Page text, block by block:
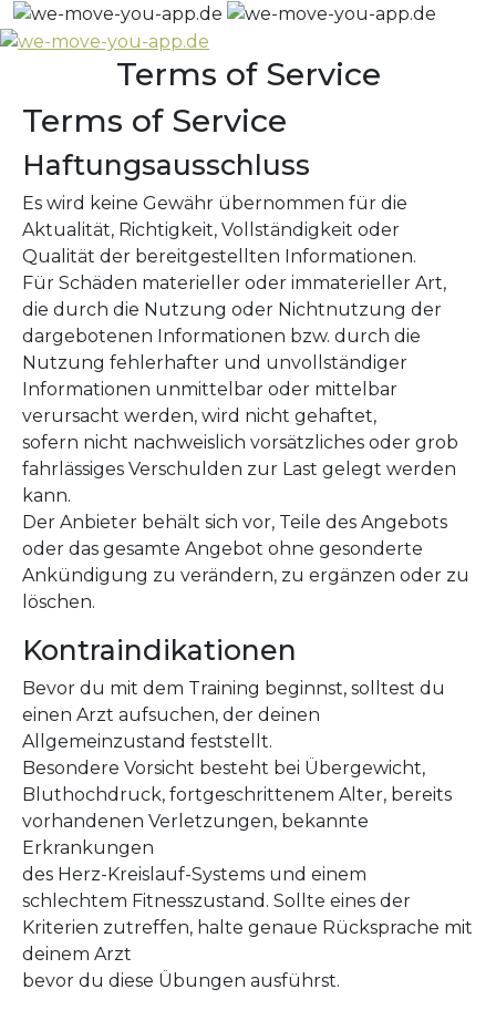
Terms of Service
Terms of Service
Haftungsausschluss
Es wird keine Gewähr übernommen für die
Aktualität, Richtigkeit, Vollständigkeit oder
Qualität der bereitgestellten Informationen.
Für Schäden materieller oder immaterieller Art,
die durch die Nutzung oder Nichtnutzung der
dargebotenen Informationen bzw. durch die
Nutzung fehlerhafter und unvollständiger
Informationen unmittelbar oder mittelbar
verursacht werden, wird nicht gehaftet,
sofern nicht nachweislich vorsätzliches oder grob
fahrlässiges Verschulden zur Last gelegt werden
kann.
Der Anbieter behält sich vor, Teile des Angebots
oder das gesamte Angebot ohne gesonderte
Ankündigung zu verändern, zu ergänzen oder zu
löschen.
Kontraindikationen
Bevor du mit dem Training beginnst, solltest du
einen Arzt aufsuchen, der deinen
Allgemeinzustand feststellt.
Besondere Vorsicht besteht bei Übergewicht,
Bluthochdruck, fortgeschrittenem Alter, bereits
vorhandenen Verletzungen, bekannte
Erkrankungen
des Herz-Kreislauf-Systems und einem
schlechtem Fitnesszustand. Sollte eines der
Kriterien zutreffen, halte genaue Rücksprache mit
deinem Arzt
bevor du diese Übungen ausführst.